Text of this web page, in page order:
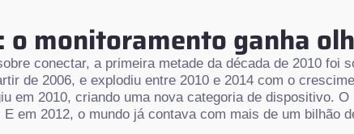
monitoramento ganha
conectar, a primeira metade da década de 2010 foi
de 2006, e explodiu entre 2010 e 2014 com o
em 2010, criando uma nova categoria de dispositivo.
em 2012, o mundo já contava com mais de um bilhão